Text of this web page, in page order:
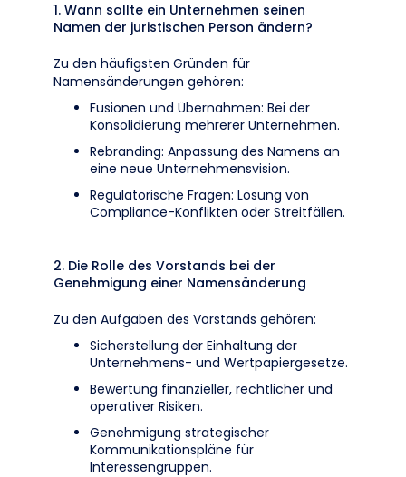
1. Wann sollte ein Unternehmen seinen
Namen der juristischen Person ändern?
Zu den häufigsten Gründen für
Namensänderungen gehören:
Fusionen und Übernahmen: Bei der
Konsolidierung mehrerer Unternehmen.
Rebranding: Anpassung des Namens an
eine neue Unternehmensvision.
Regulatorische Fragen: Lösung von
Compliance-Konflikten oder Streitfällen.
2. Die Rolle des Vorstands bei der
Genehmigung einer Namensänderung
Zu den Aufgaben des Vorstands gehören:
Sicherstellung der Einhaltung der
Unternehmens- und Wertpapiergesetze.
Bewertung finanzieller, rechtlicher und
operativer Risiken.
Genehmigung strategischer
Kommunikationspläne für
Interessengruppen.